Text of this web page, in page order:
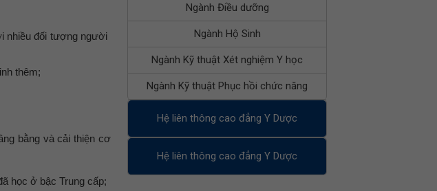
nhiều đối tượng người
thêm;
bằng và cải thiện cơ
học ở bậc Trung cấp;
Ngành Điều dưỡng
Ngành Hộ Sinh
Ngành Kỹ thuật Xét nghiệm Y học
Ngành Kỹ thuật Phục hồi chức năng
Hệ liên thông cao đẳng Y Dược
Hệ liên thông cao đẳng Y Dược